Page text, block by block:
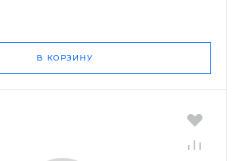
В КОРЗИНУ